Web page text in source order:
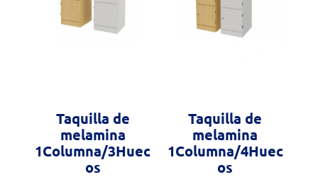
Taquilla de
melamina
1Columna/3Huec
os
Taquilla de
melamina
1Columna/4Huec
os